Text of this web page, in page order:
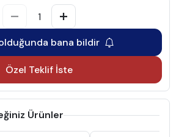
bana bildir
Özel Teklif İste
Ürünler